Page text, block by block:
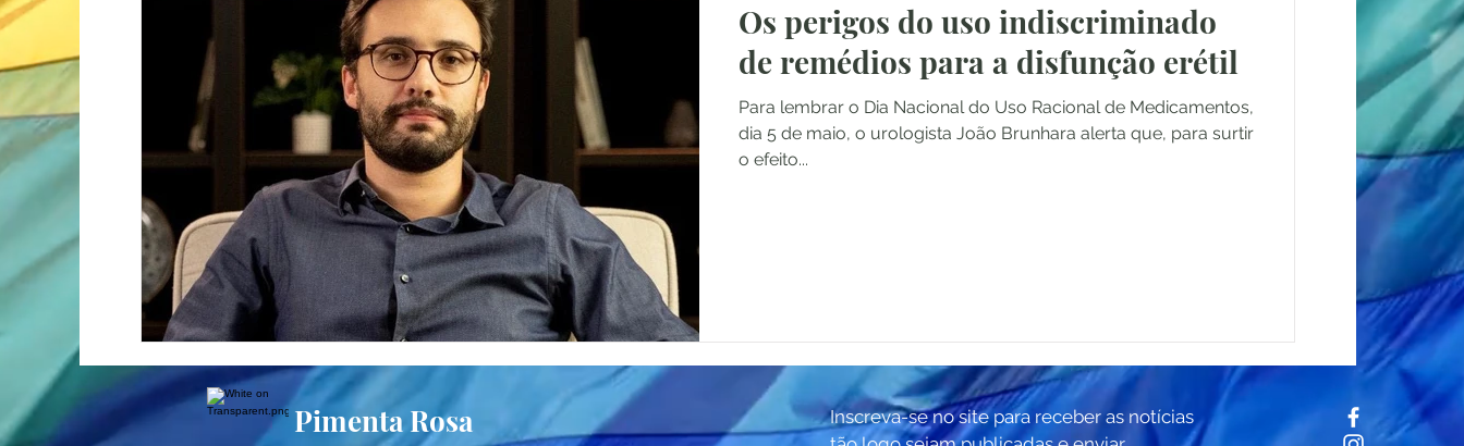
Os perigos do uso indiscriminado
de remédios para a disfunção erétil
Para lembrar o Dia Nacional do Uso Racional de Medicamentos,
dia 5 de maio, o urologista João Brunhara alerta que, para surtir
o efeito...
Pimenta Rosa
Inscreva-se no site para receber as notícias